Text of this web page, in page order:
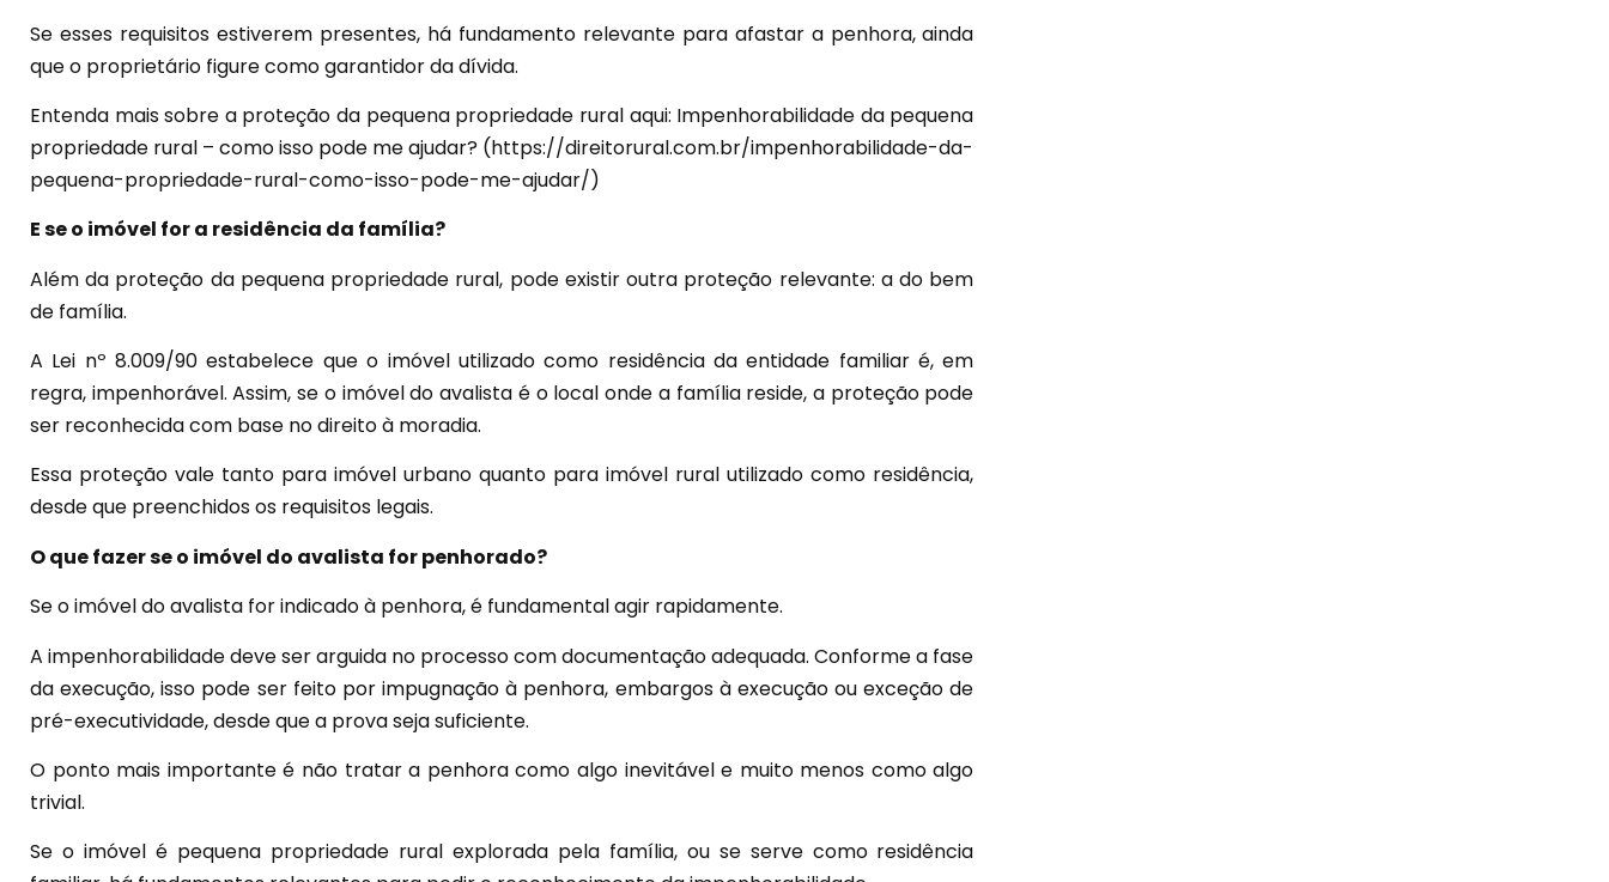
Se esses requisitos estiverem presentes, há fundamento relevante para afastar a penhora, ainda
que o proprietário figure como garantidor da dívida.
Entenda mais sobre a proteção da pequena propriedade rural aqui: Impenhorabilidade da pequena
propriedade rural – como isso pode me ajudar? (https://direitorural.com.br/impenhorabilidade-da-
pequena-propriedade-rural-como-isso-pode-me-ajudar/)
E se o imóvel for a residência da família?
Além da proteção da pequena propriedade rural, pode existir outra proteção relevante: a do bem
de família.
A Lei nº 8.009/90 estabelece que o imóvel utilizado como residência da entidade familiar é, em
regra, impenhorável. Assim, se o imóvel do avalista é o local onde a família reside, a proteção pode
ser reconhecida com base no direito à moradia.
Essa proteção vale tanto para imóvel urbano quanto para imóvel rural utilizado como residência,
desde que preenchidos os requisitos legais.
O que fazer se o imóvel do avalista for penhorado?
Se o imóvel do avalista for indicado à penhora, é fundamental agir rapidamente.
A impenhorabilidade deve ser arguida no processo com documentação adequada. Conforme a fase
da execução, isso pode ser feito por impugnação à penhora, embargos à execução ou exceção de
pré-executividade, desde que a prova seja suficiente.
O ponto mais importante é não tratar a penhora como algo inevitável e muito menos como algo
trivial.
Se o imóvel é pequena propriedade rural explorada pela família, ou se serve como residência